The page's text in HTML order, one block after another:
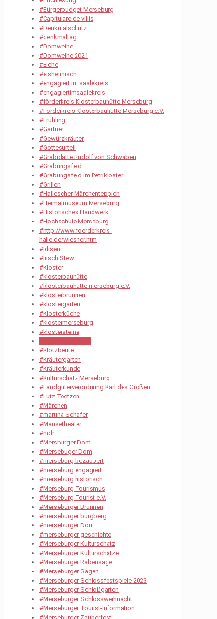
#Bürgerbudget Merseburg
#Capitulare de villis
#Denkmalschutz
#denkmaltag
#Domweihe
#Domweihe 2021
#Eiche
#eisheimisch
#engagiert im saalekreis
#engagiertimsaalekreis
#förderkreis Klosterbauhütte Merseburg
#Förderkreis Klosterbauhütte Merseburg e.V.
#Frühling
#Gärtner
#Gewürzkräuter
#Gottesurteil
#Grabplatte Rudolf von Schwaben
#Grabungsfeld
#Grabungsfeld im Petrikloster
#Grillen
#Hallescher Märchenteppich
#Heimatmuseum Merseburg
#Historisches Handwerk
#Hochschule Merseburg
#http://www.foerderkreis-
halle.de/wiesner.htm
#Idisen
#Irisch Stew
#Kloster
#klosterbauhütte
#klosterbauhütte merseburg e.V.
#klosterbrunnen
#klostergärten
#Klosterküche
#klostermerseburg
#klostersteine
#Klotzbeute
#Kräutergarten
#Kräuterkunde
#Kulturschatz Merseburg
#Landgüterverordnung Karl des Großen
#Lutz Teetzen
#Märchen
#martina Schäfer
#Mäusetheater
#mdr
#Mersburger Dom
#Mersebuger Dom
#merseburg bezaubert
#merseburg engagiert
#merseburg historisch
#Merseburg Tourismus
#Merseburg Tourist e.V.
#Merseburger Brunnen
#merseburger burgberg
#merseburger Dom
#merseburger geschichte
#Merseburger Kulturschatz
#Merseburger Kulturschätze
#Merseburger Rabensage
#Merseburger Sagen
#Merseburger Schlossfestspiele 2023
#Merseburger Schloßgarten
#Merseburger Schlossweihnacht
#Merseburger Tourist-Information
#Merseburger Zauberfest